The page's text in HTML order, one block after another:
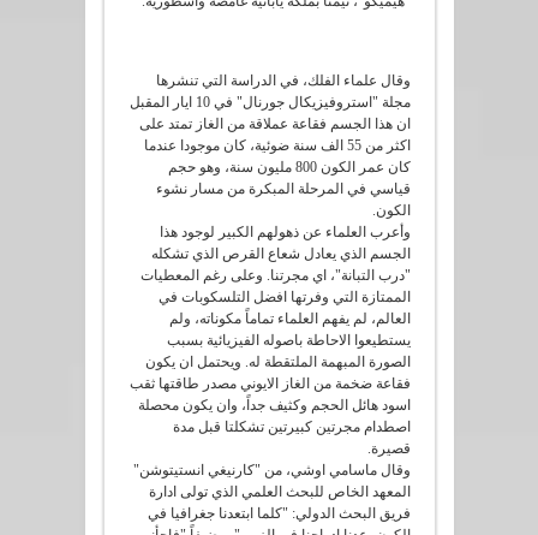
وقال علماء الفلك، في الدراسة التي تنشرها
مجلة "استروفيزيكال جورنال" في 10 ايار المقبل
ان هذا الجسم فقاعة عملاقة من الغاز تمتد على
اكثر من 55 الف سنة ضوئية، كان موجودا عندما
كان عمر الكون 800 مليون سنة، وهو حجم
قياسي في المرحلة المبكرة من مسار نشوء
الكون.
وأعرب العلماء عن ذهولهم الكبير لوجود هذا
الجسم الذي يعادل شعاع القرص الذي تشكله
"درب التبانة"، اي مجرتنا. وعلى رغم المعطيات
الممتازة التي وفرتها افضل التلسكوبات في
العالم، لم يفهم العلماء تماماً مكوناته، ولم
يستطيعوا الاحاطة باصوله الفيزيائية بسبب
الصورة المبهمة الملتقطة له. ويحتمل ان يكون
فقاعة ضخمة من الغاز الايوني مصدر طاقتها ثقب
اسود هائل الحجم وكثيف جداً، وان يكون محصلة
اصطدام مجرتين كبيرتين تشكلتا قبل مدة
قصيرة.
وقال ماسامي اوشي، من "كارنيغي انستيتوشن"
المعهد الخاص للبحث العلمي الذي تولى ادارة
فريق البحث الدولي: "كلما ابتعدنا جغرافيا في